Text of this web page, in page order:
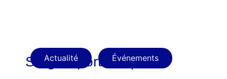
Actualité , Événements
Stage Sport Adapté